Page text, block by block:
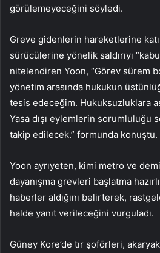
görülemeyeceğini söyledi.
Greve gidenlerin hareketlerine
sürücülerine yönelik saldırıyı
nitelendiren Yoon, “Görev sürem
yönetim arasında hukukun
tesis edeceğim. Hukuksuzluklara
Yasa dışı eylemlerin sorumluluğu
takip edilecek.” formunda konuştu.
Yoon ayrıyeten, kimi metro ve
dayanışma grevleri başlatma
haberler aldığını belirterek,
halde yanıt verileceğini vurguladı.
Güney Kore’de tır şoförleri,